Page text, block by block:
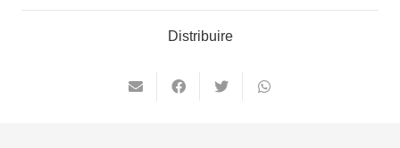
Distribuire